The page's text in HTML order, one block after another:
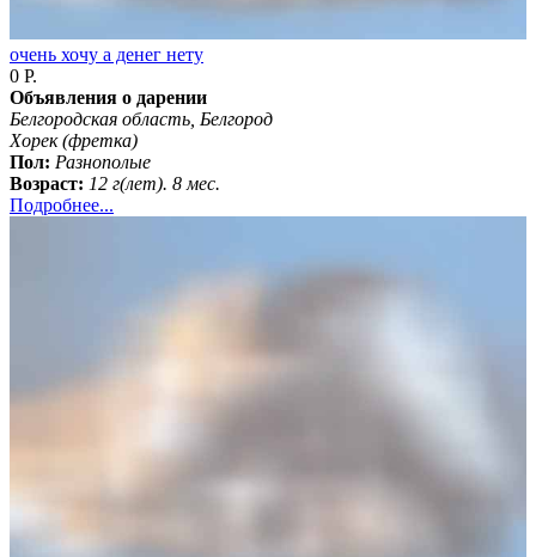
очень хочу а денег нету
0 Р.
Объявления о дарении
Белгородская область, Белгород
Хорек (фретка)
Пол: Разнополые
Возраст: 12 г(лет). 8 мес.
Подробнее...